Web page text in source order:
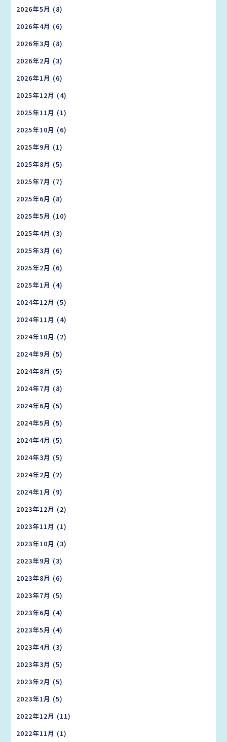
2026年5月 (8)
2026年4月 (6)
2026年3月 (8)
2026年2月 (3)
2026年1月 (6)
2025年12月 (4)
2025年11月 (1)
2025年10月 (6)
2025年9月 (1)
2025年8月 (5)
2025年7月 (7)
2025年6月 (8)
2025年5月 (10)
2025年4月 (3)
2025年3月 (6)
2025年2月 (6)
2025年1月 (4)
2024年12月 (5)
2024年11月 (4)
2024年10月 (2)
2024年9月 (5)
2024年8月 (5)
2024年7月 (8)
2024年6月 (5)
2024年5月 (5)
2024年4月 (5)
2024年3月 (5)
2024年2月 (2)
2024年1月 (9)
2023年12月 (2)
2023年11月 (1)
2023年10月 (3)
2023年9月 (3)
2023年8月 (6)
2023年7月 (5)
2023年6月 (4)
2023年5月 (4)
2023年4月 (3)
2023年3月 (5)
2023年2月 (5)
2023年1月 (5)
2022年12月 (11)
2022年11月 (1)